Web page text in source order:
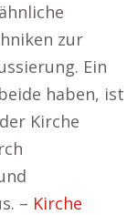
zur
Ein
haben, ist
Kirche
– Kirche